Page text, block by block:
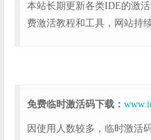
本站长期更新各类IDE的激
费激活教程和工具，网站持
免费临时激活码下载：
因使用人数较多，临时激活